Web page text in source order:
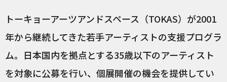
トーキョーアーツアンドスペース（TOKAS）が2001
年から継続してきた若手アーティストの支援プログラ
ム。日本国内を拠点とする35歳以下のアーティスト
を対象に公募を行い、個展開催の機会を提供してい